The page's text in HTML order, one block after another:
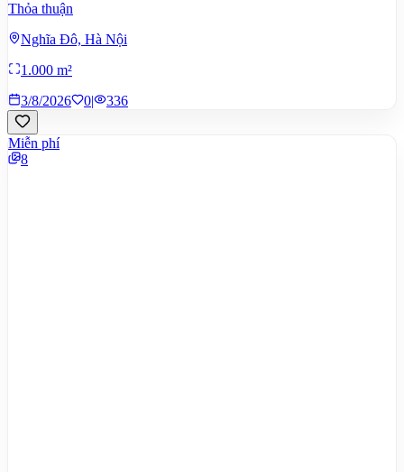
Thỏa thuận
Nghĩa Đô, Hà Nội
1.000 m²
3/8/2026
0| 336
Miễn phí
8